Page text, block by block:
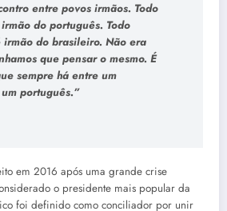
entre povos irmãos. Todo
do português. Todo
irmão do brasileiro. Não era
que pensar o mesmo. É
sempre há entre um
português.”
em 2016 após uma grande crise
o presidente mais popular da
foi definido como conciliador por unir